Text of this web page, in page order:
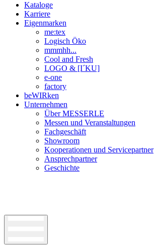
Kataloge
Karriere
Eigenmarken
me:tex
Logisch Öko
mmmhh...
Cool and Fresh
LOGO & [I´KU]
e-one
factory
beWIRken
Unternehmen
Über MESSERLE
Messen und Veranstaltungen
Fachgeschäft
Showroom
Kooperationen und Servicepartner
Ansprechpartner
Geschichte